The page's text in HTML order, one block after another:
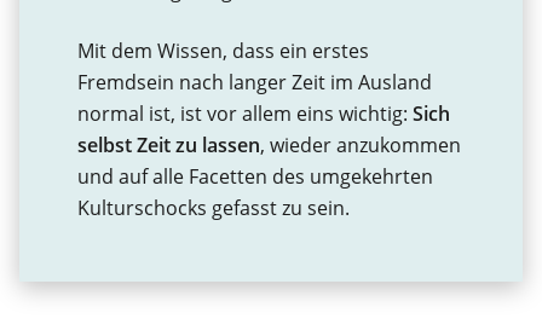
Mit dem Wissen, dass ein erstes
Fremdsein nach langer Zeit im Ausland
normal ist, ist vor allem eins wichtig: Sich
selbst Zeit zu lassen, wieder anzukommen
und auf alle Facetten des umgekehrten
Kulturschocks gefasst zu sein.